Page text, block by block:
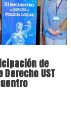
de
UST